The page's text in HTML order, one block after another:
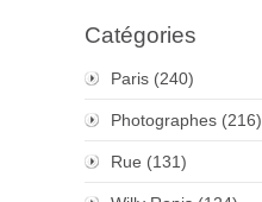
Catégories
Paris (240)
Photographes (216)
Rue (131)